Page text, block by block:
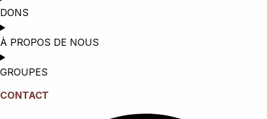
DONS
À PROPOS DE NOUS
GROUPES
CONTACT